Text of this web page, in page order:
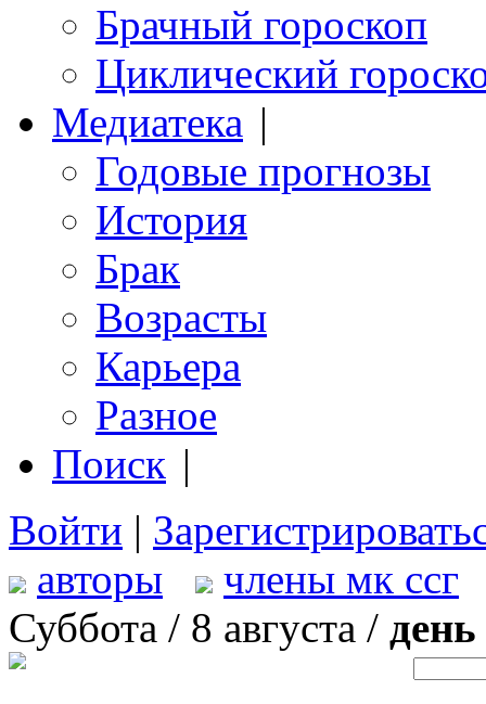
Брачный гороскоп
Циклический
Медиатека |
Годовые прогнозы
История
Брак
Возрасты
Карьера
Разное
Поиск |
Войти |
авторы
члены мк ссг
Суббота / 8 августа /